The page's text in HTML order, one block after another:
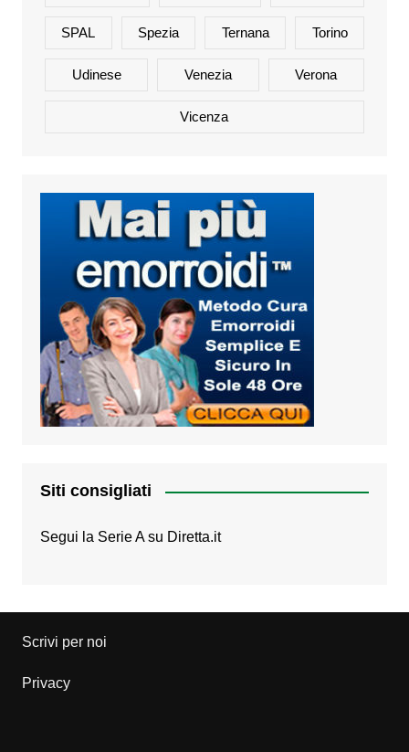
SPAL Spezia Ternana Torino
Udinese Venezia Verona
Vicenza
Siti consigliati
Segui la Serie A su Diretta.it
Scrivi per noi
Privacy